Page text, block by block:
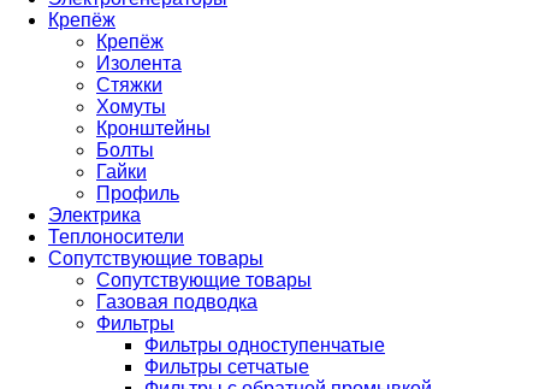
Крепёж
Крепёж
Изолента
Стяжки
Хомуты
Кронштейны
Болты
Гайки
Профиль
Электрика
Теплоносители
Сопутствующие товары
Сопутствующие товары
Газовая подводка
Фильтры
Фильтры одноступенчатые
Фильтры сетчатые